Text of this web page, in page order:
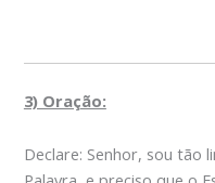
3) Oração:
Declare: Senhor, sou tão